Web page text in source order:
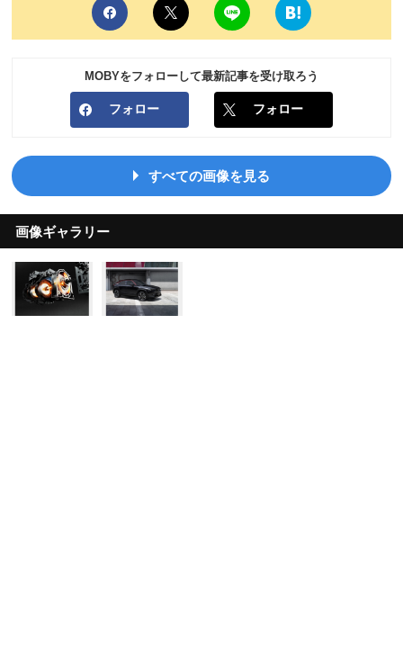
MOBYをフォローして最新記事を受け取ろう
フォロー フォロー
すべての画像を見る
画像ギャラリー